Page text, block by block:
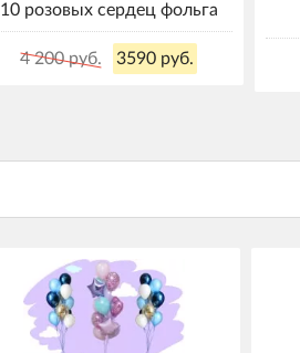
10 розовых сердец фольга
4 200 руб. 3590 руб.